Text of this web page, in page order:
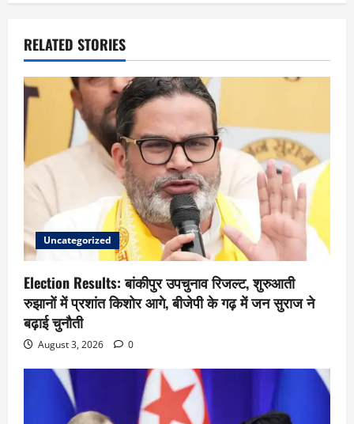
RELATED STORIES
Uncategorized
Election Results: बांकीपुर उपचुनाव रिजल्ट, शुरुआती
रुझानों में प्रशांत किशोर आगे, बीजेपी के गढ़ में जन सुराज ने
बढ़ाई चुनौती
August 3, 2026 0